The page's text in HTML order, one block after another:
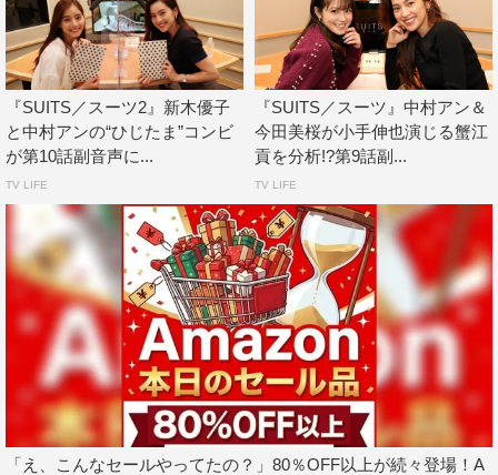
『SUITS／スーツ2』新木優子
と中村アンの“ひじたま”コンビ
が第10話副音声に...
TV LIFE
『SUITS／スーツ』中村アン＆
今田美桜が小手伸也演じる蟹江
貢を分析!?第9話副...
TV LIFE
「え、こんなセールやってたの？」80％OFF以上が続々登場！A